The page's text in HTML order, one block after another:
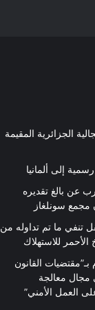
الجزائرية المقيمة
إلى ألمانيا
عن بالغ تقديره
مجمع سونلغاز
تنفي ما تم تداوله من
للاستهلاك
القانون
مجال معالجة
العمل الأمني”